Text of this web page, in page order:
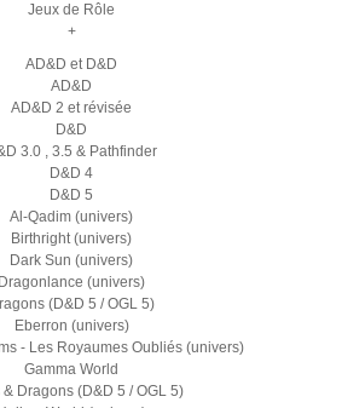
Jeux de Rôle
+
AD&D et D&D
AD&D
AD&D 2 et révisée
D&D
3.0 , 3.5 & Pathfinder
D&D 4
D&D 5
Al-Qadim (univers)
Birthright (univers)
Dark Sun (univers)
Dragonlance (univers)
(D&D 5 / OGL 5)
Eberron (univers)
- Les Royaumes Oubliés (univers)
Gamma World
& Dragons (D&D 5 / OGL 5)